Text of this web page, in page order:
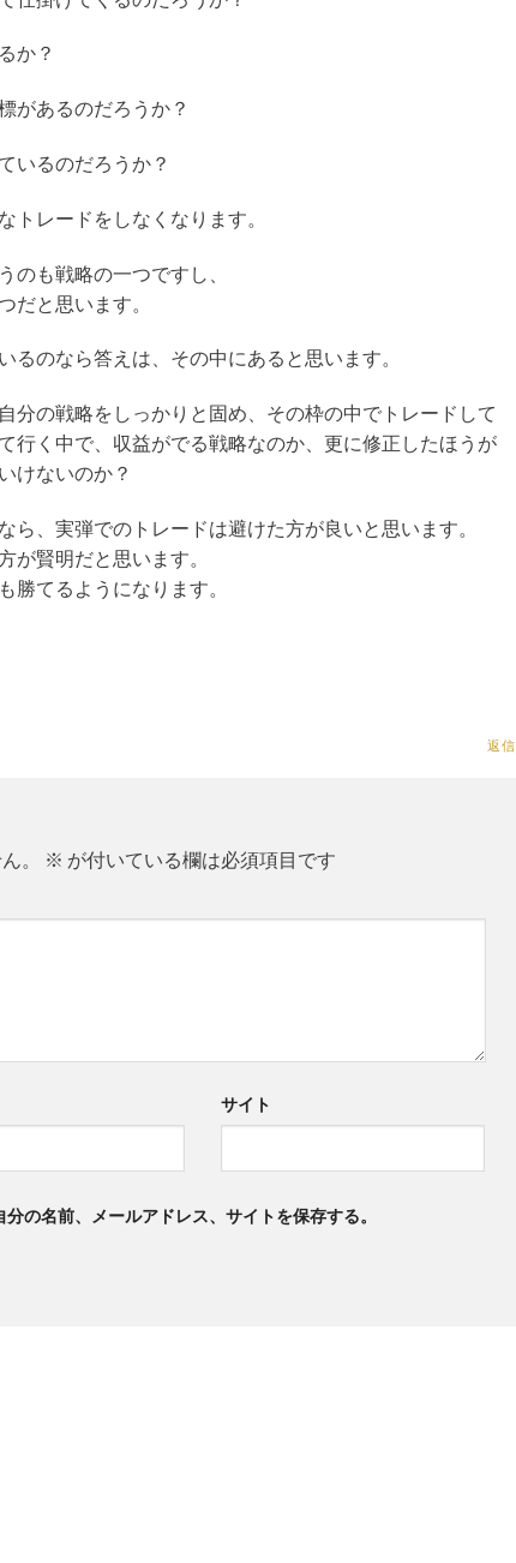
か？
があるのだろうか？
いるのだろうか？
トレードをしなくなります。
のも戦略の一つですし、
だと思います。
るのなら答えは、その中にあると思います。
分の戦略をしっかりと固め、その枠の中でトレードして
行く中で、収益がでる戦略なのか、更に修正したほうが
けないのか？
ら、実弾でのトレードは避けた方が良いと思います。
が賢明だと思います。
勝てるようになります。
返信
。 ※ が付いている欄は必須項目です
サイト
の名前、メールアドレス、サイトを保存する。